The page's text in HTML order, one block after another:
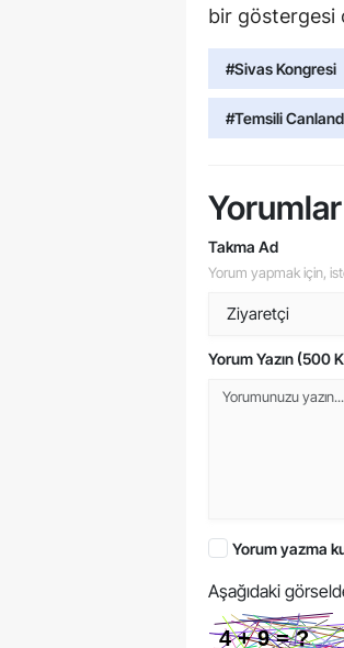
bir göstergesi
#Sivas Kongresi
#Temsili
Yorumlar
Takma Ad
Yorum yapmak için,
Yorum Yazın (500
Yorum yazma
Aşağıdaki